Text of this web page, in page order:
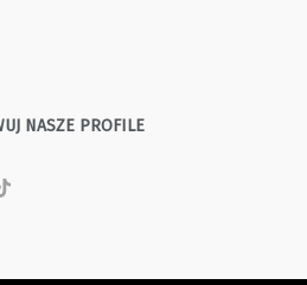
NASZE PROFILE